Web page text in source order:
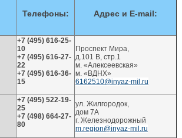
Телефоны: Адрес и E-mail:
+7 (495) 616-25-
10
+7 (495) 616-27-
22
+7 (495) 616-36-
15
Проспект Мира,
д.101 В, стр.1
м. «Алексеевская»
м. «ВДНХ»
6162510@inyaz-mil.ru
+7 (495) 522-19-
25
+7 (498) 664-27-
80
ул. Жилгородок,
дом 7А
г. Железнодорожный
m.region@inyaz-mil.ru